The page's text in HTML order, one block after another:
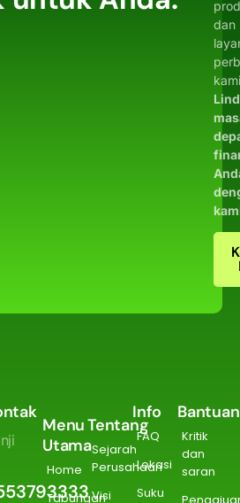
dan
Menu
Utama
Home
Tabungan
Tentang
Sejarah
Perusahaan
Visi
Info
FAQ
Lokasi
Suku
Bantuan
Kritik
dan
saran